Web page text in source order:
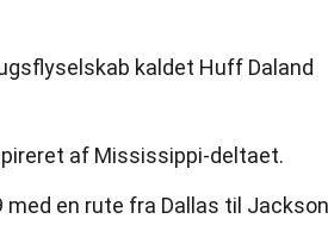
kaldet Huff Daland
af Mississippi-deltaet.
en rute fra Dallas til